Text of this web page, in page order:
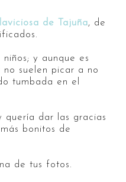
de Tajuña, de
y aunque es
suelen picar a no
tumbada en el
quería dar las gracias
bonitos de
de tus fotos.